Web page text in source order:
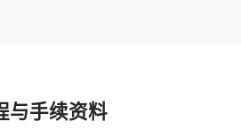
与手续资料